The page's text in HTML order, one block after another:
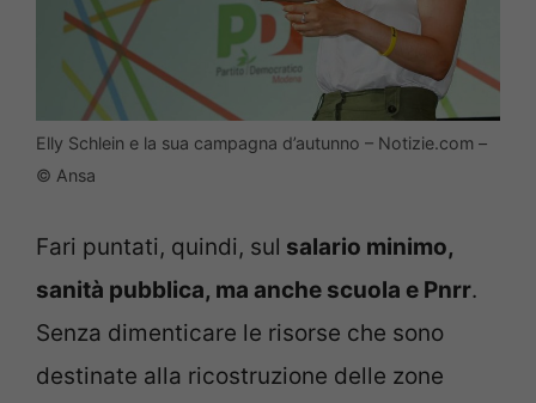
Elly Schlein e la sua campagna d’autunno – Notizie.com –
© Ansa
Fari puntati, quindi, sul salario minimo,
sanità pubblica, ma anche scuola e Pnrr.
Senza dimenticare le risorse che sono
destinate alla ricostruzione delle zone